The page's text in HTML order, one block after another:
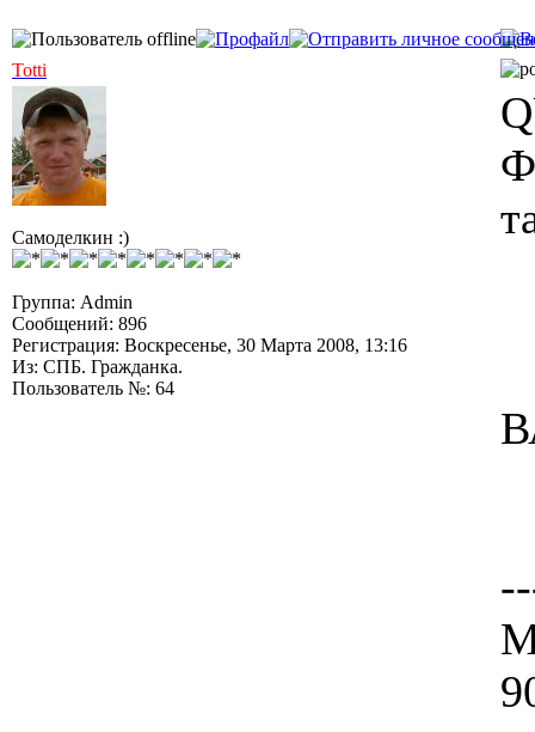
Totti
Самоделкин :)
Группа: Admin
Сообщений: 896
Регистрация: Воскресенье, 30 Марта 2008, 13:16
Из: СПБ. Гражданка.
Пользователь №: 64